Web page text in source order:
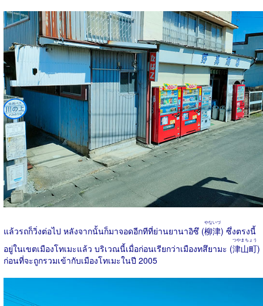
แล้วรถก็วิ่งต่อไป หลังจากนั้นก็มาจอดอีกทีที่ย่านยานาอิซึ (柳津
やないづ
) ซึ่งตรงนี้
อยู่ในเขตเมืองโทเมะแล้ว บริเวณนี้เมื่อก่อนเรียกว่าเมืองทสึยามะ (津山町
つやまちょう
)
ก่อนที่จะถูกรวมเข้ากับเมืองโทเมะในปี 2005